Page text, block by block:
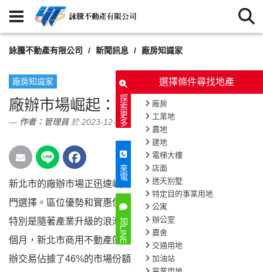
詠騰不動產有限公司 新聞訊息 廠房知識家
廠房知識家
廠辦市場崛起：新北市成為投資熱點
作者： 管理員 於 2023-12-24
新北市的廠辦市場正迅速崛起，成為商用不動產的熱
門選擇。區位優勢和實惠價格吸引了許多自用買家，
特別是隨著產業升級的浪潮，市場需求持續增加。今年前五
個月，新北市商用不動產的總交易額已達198億元，其中廠
辦交易佔據了46%的市場份額。廠辦市場的繁榮歸因於產業